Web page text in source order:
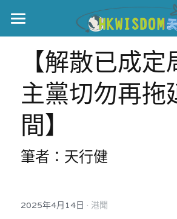
主頁
世界盃
伊美戰爭
黎智英案
正本清源•黎智英案
宏福火災
宏福苑聽證會
中國
【解散已成
主黨切勿再拖
間】
筆者：天行健
2025年4月14日 · 港聞